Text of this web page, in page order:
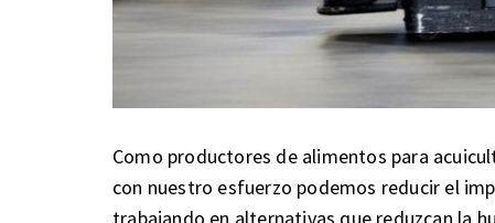
Como productores de alimentos para
con nuestro esfuerzo podemos reducir el